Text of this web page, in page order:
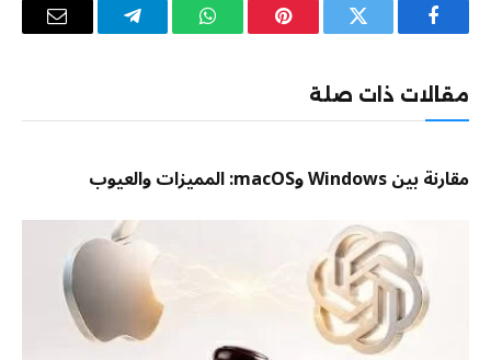
فيسبوك تويتر بينتيريستواتساب تيلقرام
البريد
مقالات ذات صلة
مقارنة بين Windows وmacOS: المميزات والعيوب